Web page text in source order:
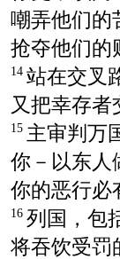
嘲弄他们的
抢夺他们的
14 站在交叉
又把幸存者
15 主审判万
你－以东人
你的恶行必
16 列国，包
将吞饮受罚